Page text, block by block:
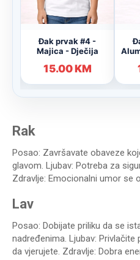
Rak
Posao: Završavate obaveze
glavom. Ljubav: Potreba za
Zdravlje: Emocionalni umor se
Lav
Posao: Dobijate priliku da se
nadređenima. Ljubav: Privlačite
da vjerujete. Zdravlje: Dobra